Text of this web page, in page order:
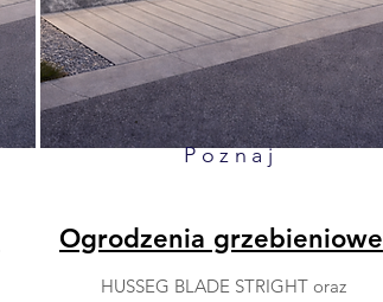
Poznaj
Ogrodzenia grzebieniowe
HUSSEG BLADE STRIGHT oraz